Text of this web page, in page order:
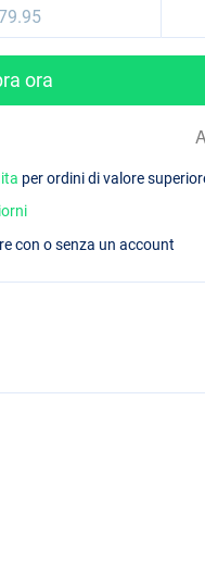
ora
per ordini di valore
con o senza un account